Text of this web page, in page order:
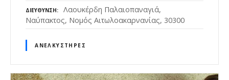
ΔΙΕΎΘΥΝΣΗ
Λαουκέρδη Παλαιοπαναγιά,
Ναύπακτος, Νομός Αιτωλοακαρνανίας, 30300
ΑΝΕΛΚΥΣΤΉΡΕΣ